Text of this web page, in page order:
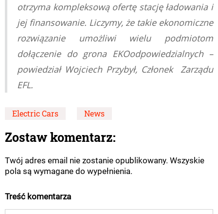
otrzyma kompleksową ofertę stację ładowania i
jej finansowanie. Liczymy, że takie ekonomiczne
rozwiązanie umożliwi wielu podmiotom
dołączenie do grona EKOodpowiedzialnych –
powiedział Wojciech Przybył, Członek Zarządu
EFL.
Electric Cars News
Zostaw komentarz:
Twój adres email nie zostanie opublikowany. Wszyskie
pola są wymagane do wypełnienia.
Treść komentarza